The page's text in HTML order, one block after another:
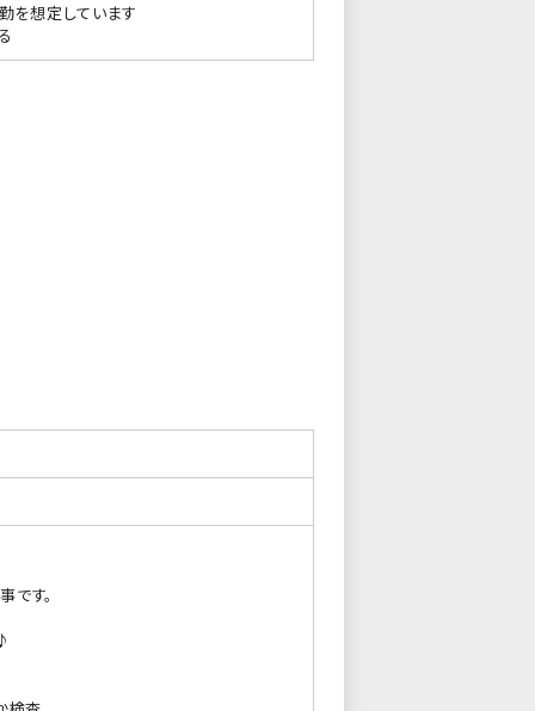
想定しています
す。